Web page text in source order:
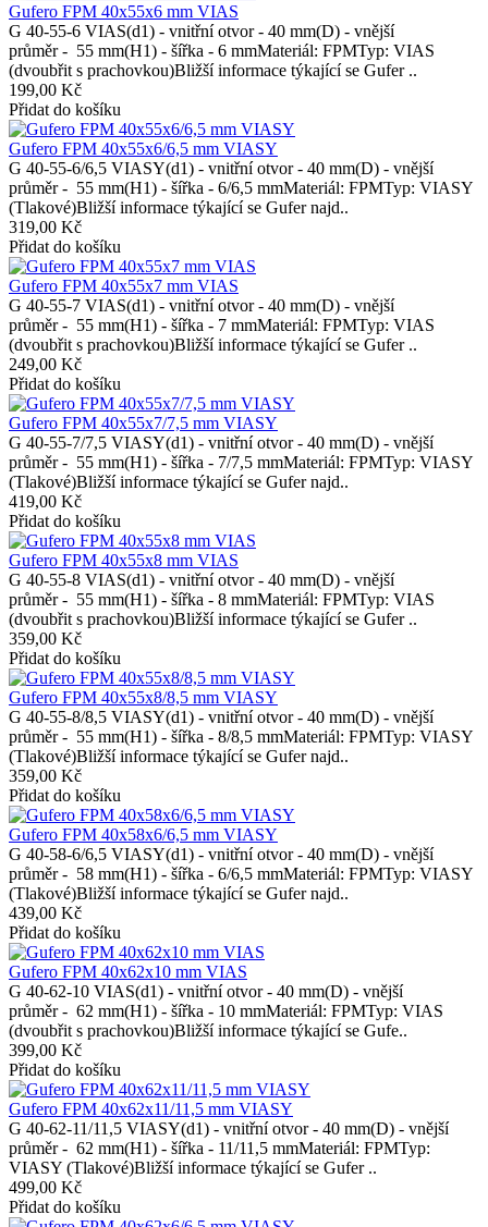
Gufero FPM 40x55x6 mm VIAS
G 40-55-6 VIAS(d1) - vnitřní otvor - 40 mm(D) - vnější
průměr - 55 mm(H1) - šířka - 6 mmMateriál: FPMTyp: VIAS
(dvoubřit s prachovkou)Bližší informace týkající se Gufer ..
199,00 Kč
Přidat do košíku
Gufero FPM 40x55x6/6,5 mm VIASY
G 40-55-6/6,5 VIASY(d1) - vnitřní otvor - 40 mm(D) - vnější
průměr - 55 mm(H1) - šířka - 6/6,5 mmMateriál: FPMTyp: VIASY
(Tlakové)Bližší informace týkající se Gufer najd..
319,00 Kč
Přidat do košíku
Gufero FPM 40x55x7 mm VIAS
G 40-55-7 VIAS(d1) - vnitřní otvor - 40 mm(D) - vnější
průměr - 55 mm(H1) - šířka - 7 mmMateriál: FPMTyp: VIAS
(dvoubřit s prachovkou)Bližší informace týkající se Gufer ..
249,00 Kč
Přidat do košíku
Gufero FPM 40x55x7/7,5 mm VIASY
G 40-55-7/7,5 VIASY(d1) - vnitřní otvor - 40 mm(D) - vnější
průměr - 55 mm(H1) - šířka - 7/7,5 mmMateriál: FPMTyp: VIASY
(Tlakové)Bližší informace týkající se Gufer najd..
419,00 Kč
Přidat do košíku
Gufero FPM 40x55x8 mm VIAS
G 40-55-8 VIAS(d1) - vnitřní otvor - 40 mm(D) - vnější
průměr - 55 mm(H1) - šířka - 8 mmMateriál: FPMTyp: VIAS
(dvoubřit s prachovkou)Bližší informace týkající se Gufer ..
359,00 Kč
Přidat do košíku
Gufero FPM 40x55x8/8,5 mm VIASY
G 40-55-8/8,5 VIASY(d1) - vnitřní otvor - 40 mm(D) - vnější
průměr - 55 mm(H1) - šířka - 8/8,5 mmMateriál: FPMTyp: VIASY
(Tlakové)Bližší informace týkající se Gufer najd..
359,00 Kč
Přidat do košíku
Gufero FPM 40x58x6/6,5 mm VIASY
G 40-58-6/6,5 VIASY(d1) - vnitřní otvor - 40 mm(D) - vnější
průměr - 58 mm(H1) - šířka - 6/6,5 mmMateriál: FPMTyp: VIASY
(Tlakové)Bližší informace týkající se Gufer najd..
439,00 Kč
Přidat do košíku
Gufero FPM 40x62x10 mm VIAS
G 40-62-10 VIAS(d1) - vnitřní otvor - 40 mm(D) - vnější
průměr - 62 mm(H1) - šířka - 10 mmMateriál: FPMTyp: VIAS
(dvoubřit s prachovkou)Bližší informace týkající se Gufe..
399,00 Kč
Přidat do košíku
Gufero FPM 40x62x11/11,5 mm VIASY
G 40-62-11/11,5 VIASY(d1) - vnitřní otvor - 40 mm(D) - vnější
průměr - 62 mm(H1) - šířka - 11/11,5 mmMateriál: FPMTyp:
VIASY (Tlakové)Bližší informace týkající se Gufer ..
499,00 Kč
Přidat do košíku